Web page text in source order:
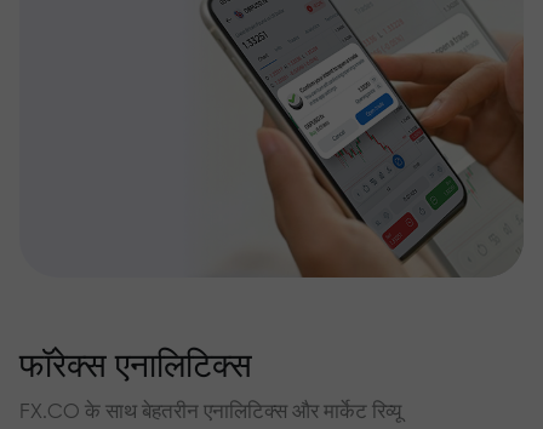
फॉरेक्स एनालिटिक्स
FX.CO के साथ बेहतरीन एनालिटिक्स और मार्केट रिव्यू